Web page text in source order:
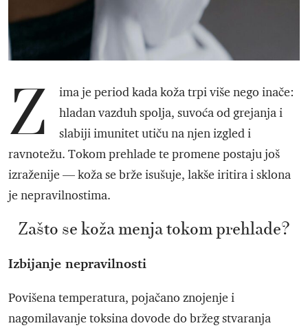
Z
ima je period kada koža trpi više nego inače:
hladan vazduh spolja, suvoća od grejanja i
slabiji imunitet utiču na njen izgled i
ravnotežu. Tokom prehlade te promene postaju još
izraženije — koža se brže isušuje, lakše iritira i sklona
je nepravilnostima.
Zašto se koža menja tokom prehlade?
Izbijanje nepravilnosti
Povišena temperatura, pojačano znojenje i
nagomilavanje toksina dovode do bržeg stvaranja